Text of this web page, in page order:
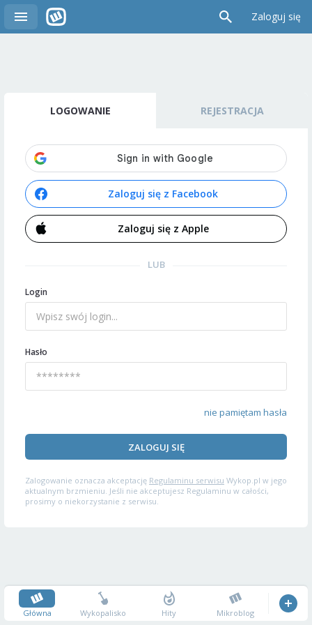
Zaloguj się
LOGOWANIE REJESTRACJA
Zaloguj się z Facebook
Zaloguj się z Apple
LUB
Login
Hasło
nie pamiętam hasła
ZALOGUJ SIĘ
Zalogowanie oznacza akceptację Regulaminu serwisu Wykop.pl w jego
aktualnym brzmieniu. Jeśli nie akceptujesz Regulaminu w całości,
prosimy o niekorzystanie z serwisu.
Główna Wykopalisko Hity Mikroblog